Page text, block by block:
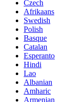
Czech
Afrikaans
Swedish
Polish
Basque
Catalan
Esperanto
Hindi
Lao
Albanian
Amharic
Armenian